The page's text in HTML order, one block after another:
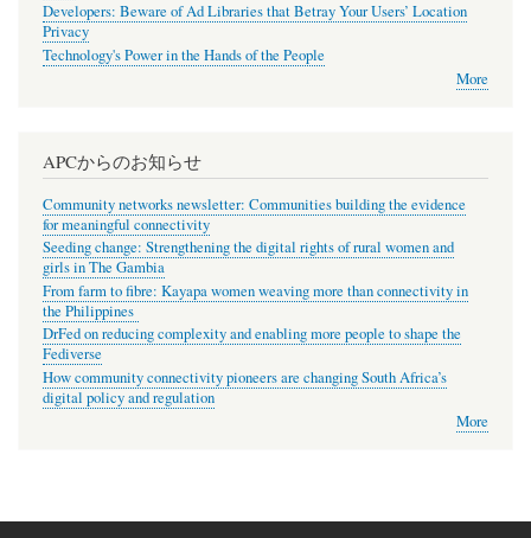
Developers: Beware of Ad Libraries that Betray Your Users’ Location
Privacy
Technology's Power in the Hands of the People
More
APCからのお知らせ
Community networks newsletter: Communities building the evidence
for meaningful connectivity
Seeding change: Strengthening the digital rights of rural women and
girls in The Gambia
From farm to fibre: Kayapa women weaving more than connectivity in
the Philippines
DrFed on reducing complexity and enabling more people to shape the
Fediverse
How community connectivity pioneers are changing South Africa’s
digital policy and regulation
More